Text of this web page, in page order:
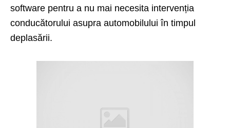
software pentru a nu mai necesita intervenția
conducătorului asupra automobilului în timpul
deplasării.